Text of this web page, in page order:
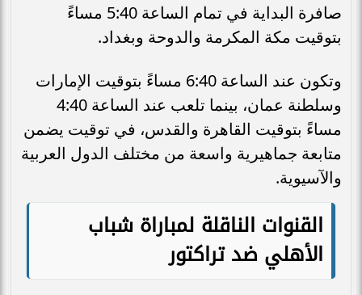
صافرة البداية في تمام الساعة 5:40 مساءً
بتوقيت مكة المكرمة والدوحة وبغداد.
وتكون عند الساعة 6:40 مساءً بتوقيت الإمارات
وسلطنة عمان، بينما تلعب عند الساعة 4:40
مساءً بتوقيت القاهرة والقدس، في توقيت يضمن
متابعة جماهيرية واسعة من مختلف الدول العربية
والآسيوية.
القنوات الناقلة لمباراة شباب
الأهلي ضد تراكتور